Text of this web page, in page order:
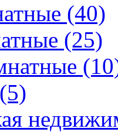
(40)
(25)
(5)